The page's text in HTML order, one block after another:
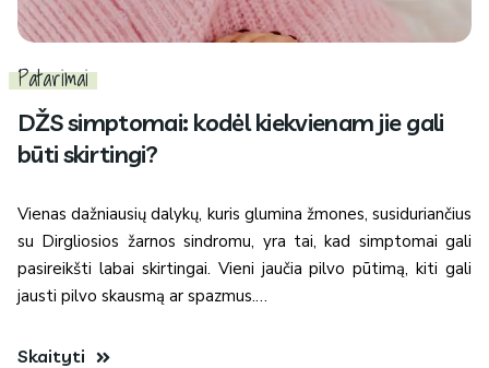
Patarimai
DŽS simptomai: kodėl kiekvienam jie gali
būti skirtingi?
Vienas dažniausių dalykų, kuris glumina žmones, susiduriančius
su Dirgliosios žarnos sindromu, yra tai, kad simptomai gali
pasireikšti labai skirtingai. Vieni jaučia pilvo pūtimą, kiti gali
jausti pilvo skausmą ar spazmus.…
Skaityti